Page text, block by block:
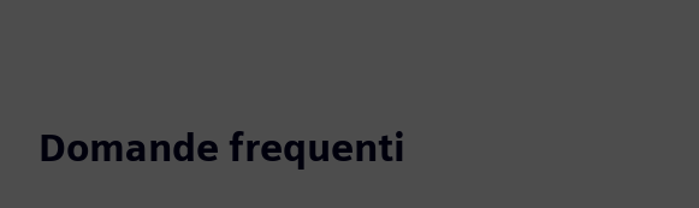
Domande frequenti